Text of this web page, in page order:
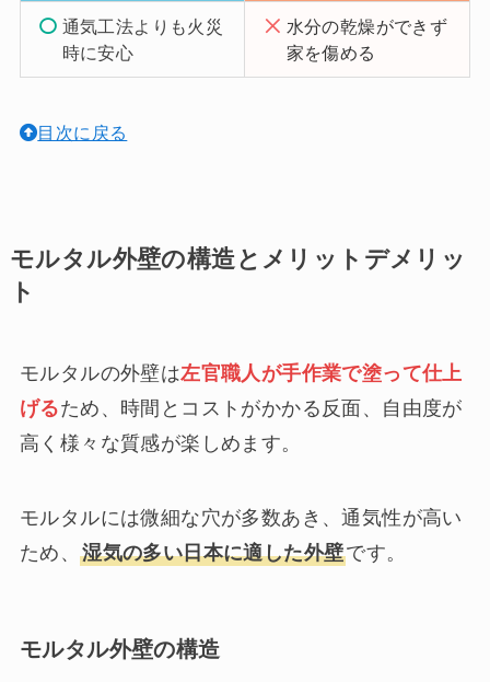
通気工法よりも火災
時に安心
水分の乾燥ができず
家を傷める
目次に戻る
モルタル外壁の構造とメリットデメリッ
ト
モルタルの外壁は左官職人が手作業で塗って仕上
げるため、時間とコストがかかる反面、自由度が
高く様々な質感が楽しめます。
モルタルには微細な穴が多数あき、通気性が高い
ため、湿気の多い日本に適した外壁です。
モルタル外壁の構造